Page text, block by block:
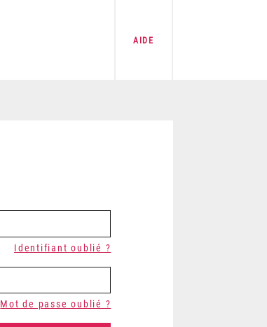
AIDE
Identifiant oublié ?
Mot de passe oublié ?